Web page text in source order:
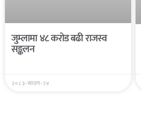
जुम्लामा ४८ करोड बढी राजस्व
सङ्कलन
२०८३-साउन-२४